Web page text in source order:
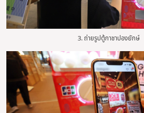
3. ถ่ายรูปตู้กาชาปองยักษ์